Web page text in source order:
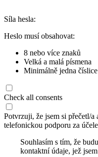
Síla hesla:
Heslo musí obsahovat:
8 nebo více znaků
Velká a malá písmena
Minimálně jedna
Check all consents
Potvrzuji, že jsem si přečetl/a
telefonickou podporu za
Souhlasím s tím, že
kontaktní údaje, jež